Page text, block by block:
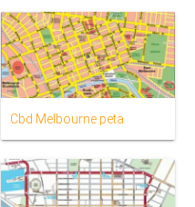
Cbd Melbourne peta